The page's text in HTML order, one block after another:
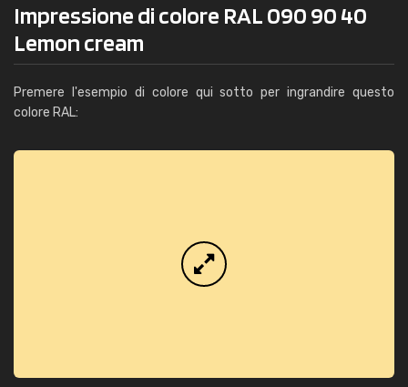
Impressione di colore RAL 090 90 40
Lemon cream
Premere l'esempio di colore qui sotto per ingrandire questo
colore RAL: